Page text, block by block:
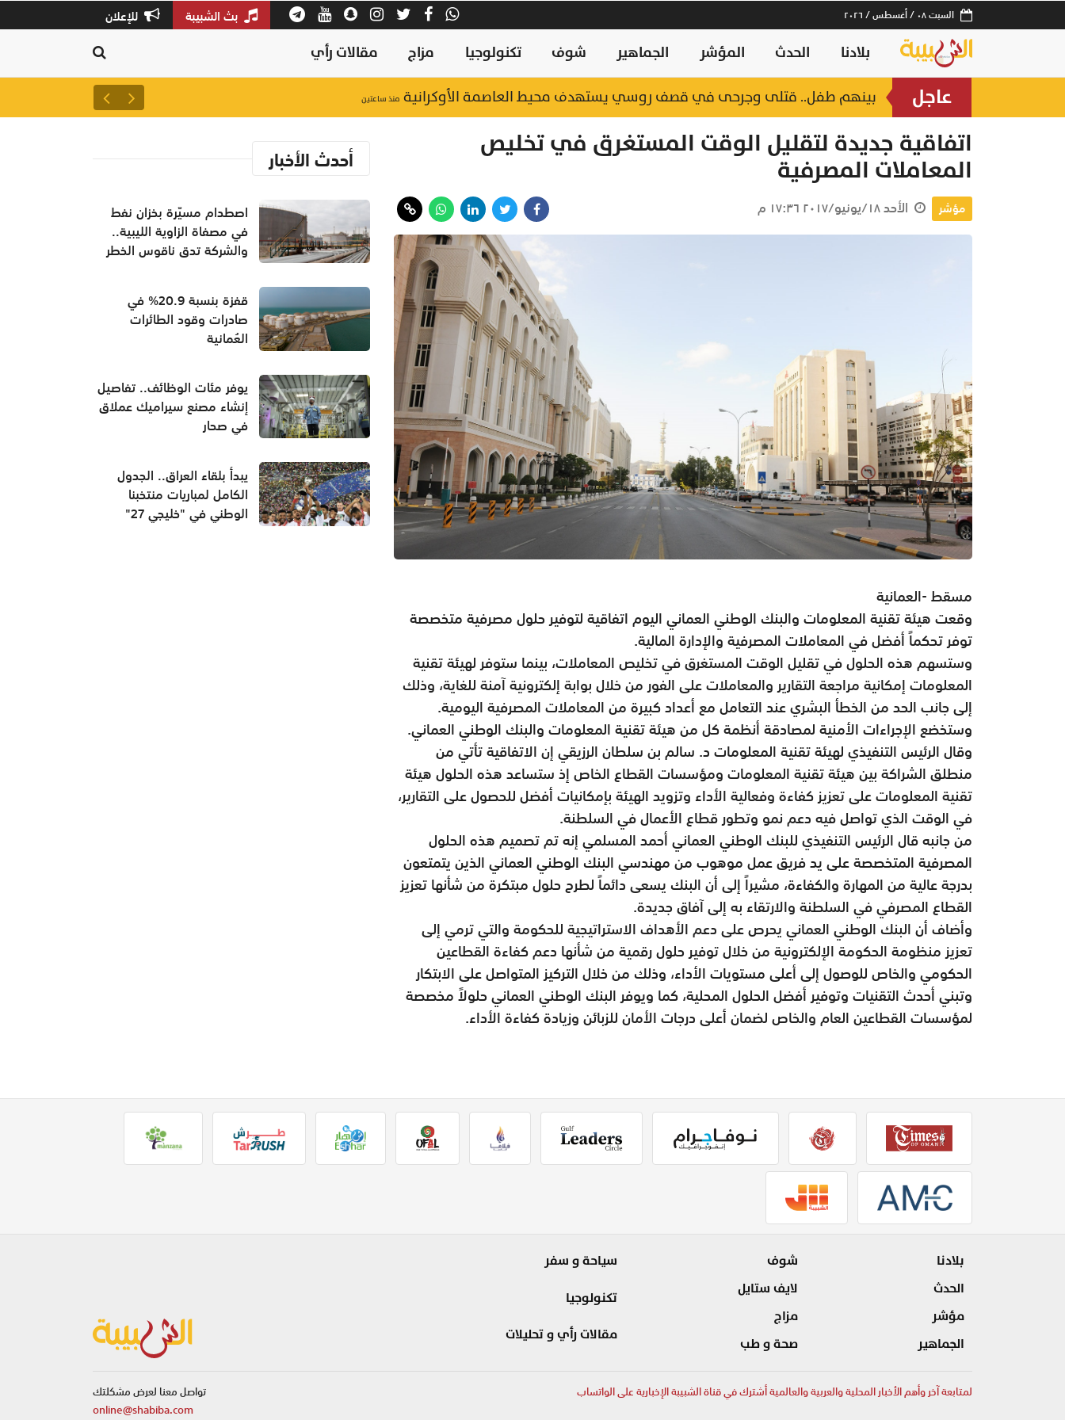
السبت ٠٨ / أغسطس / ٢٠٢٦ بث الشبيبة للإعلان
بلادنا الحدث المؤشر الجماهير شوف تكنولوجيا مزاج مقالات رأي
عاجل بينهم طفل.. قتلى وجرحى في قصف روسي يستهدف محيط العاصمة الأوكرانية منذ ساعتين اصطدام مسيّرة بخزان نفط في
اتفاقية جديدة لتقليل الوقت المستغرق في تخليص
المعاملات المصرفية
مؤشر الأحد ١٨/يونيو/٢٠١٧ ١٧:٣٦ م
مسقط -العمانية
وقعت هيئة تقنية المعلومات والبنك الوطني العماني اليوم اتفاقية لتوفير حلول مصرفية متخصصة
توفر تحكماً أفضل في المعاملات المصرفية والإدارة المالية.
وستسهم هذه الحلول في تقليل الوقت المستغرق في تخليص المعاملات، بينما ستوفر لهيئة تقنية
المعلومات إمكانية مراجعة التقارير والمعاملات على الفور من خلال بوابة إلكترونية آمنة للغاية، وذلك
إلى جانب الحد من الخطأ البشري عند التعامل مع أعداد كبيرة من المعاملات المصرفية اليومية.
وستخضع الإجراءات الأمنية لمصادقة أنظمة كل من هيئة تقنية المعلومات والبنك الوطني العماني.
وقال الرئيس التنفيذي لهيئة تقنية المعلومات د. سالم بن سلطان الرزيقي إن الاتفاقية تأتي من
منطلق الشراكة بين هيئة تقنية المعلومات ومؤسسات القطاع الخاص إذ ستساعد هذه الحلول هيئة
تقنية المعلومات على تعزيز كفاءة وفعالية الأداء وتزويد الهيئة بإمكانيات أفضل للحصول على التقارير،
في الوقت الذي تواصل فيه دعم نمو وتطور قطاع الأعمال في السلطنة.
من جانبه قال الرئيس التنفيذي للبنك الوطني العماني أحمد المسلمي إنه تم تصميم هذه الحلول
المصرفية المتخصصة على يد فريق عمل موهوب من مهندسي البنك الوطني العماني الذين يتمتعون
بدرجة عالية من المهارة والكفاءة، مشيراً إلى أن البنك يسعى دائماً لطرح حلول مبتكرة من شأنها تعزيز
القطاع المصرفي في السلطنة والارتقاء به إلى آفاق جديدة.
وأضاف أن البنك الوطني العماني يحرص على دعم الأهداف الاستراتيجية للحكومة والتي ترمي إلى
تعزيز منظومة الحكومة الإلكترونية من خلال توفير حلول رقمية من شأنها دعم كفاءة القطاعين
الحكومي والخاص للوصول إلى أعلى مستويات الأداء، وذلك من خلال التركيز المتواصل على الابتكار
وتبني أحدث التقنيات وتوفير أفضل الحلول المحلية، كما ويوفر البنك الوطني العماني حلولاً مخصصة
لمؤسسات القطاعين العام والخاص لضمان أعلى درجات الأمان للزبائن وزيادة كفاءة الأداء.
أحدث الأخبار
اصطدام مسيّرة بخزان نفط
في مصفاة الزاوية الليبية..
والشركة تدق ناقوس الخطر
قفزة بنسبة 20.9% في
صادرات وقود الطائرات
العُمانية
يوفر مئات الوظائف.. تفاصيل
إنشاء مصنع سيراميك عملاق
في صحار
يبدأ بلقاء العراق.. الجدول
الكامل لمباريات منتخبنا
الوطني في "خليجي 27"
بلادنا
الحدث
مؤشر
الجماهير
شوف
لايف ستايل
مزاج
صحة و طب
سياحة و سفر
تكنولوجيا
مقالات رأي و تحليلات
لمتابعة آخر وأهم الأخبار المحلية والعربية والعالمية أشترك في قناة الشبيبة الإخبارية على الواتساب
تواصل معنا لعرض مشكلتك
online@shabiba.com